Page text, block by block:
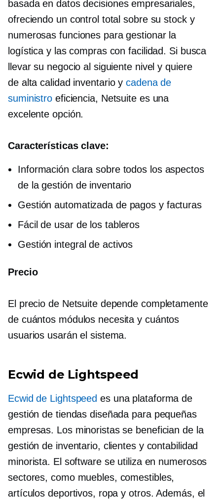
basada en datosdecisiones empresariales,
ofreciendo un control total sobre su stock y
numerosas funciones para gestionar la
logística y las compras con facilidad. Si busca
llevar su negocio al siguiente nivel y quiere
de alta calidad inventario ycadena de
suministro eficiencia, Netsuite es una
excelente opción.
Características clave:
Información clara sobre todos los aspectos
de la gestión de inventario
Gestión automatizada de pagos y facturas
Fácil de usarde los tableros
Gestión integral de activos
Precio
El precio de Netsuite depende completamente
de cuántos módulos necesita y cuántos
usuarios usarán el sistema.
Ecwid de Lightspeed
Ecwid de Lightspeed es una plataforma de
gestión de tiendas diseñada para pequeñas
empresas. Los minoristas se benefician de la
gestión de inventario, clientes y contabilidad
minorista. El software se utiliza en numerosos
sectores, como muebles, comestibles,
artículos deportivos, ropa y otros. Además, el